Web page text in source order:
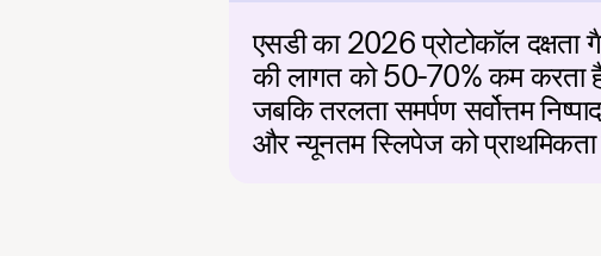
एसडी का 2026 प्रोटोकॉल दक्षता
की लागत को 50-70% कम करता
जबकि तरलता समर्पण सर्वोत्तम
और न्यूनतम स्लिपेज को प्राथमिकता